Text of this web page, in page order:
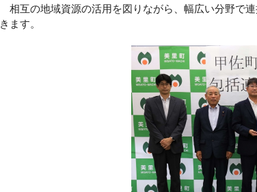
相互の地域資源の活用を図りながら、幅広い分野で
きます。